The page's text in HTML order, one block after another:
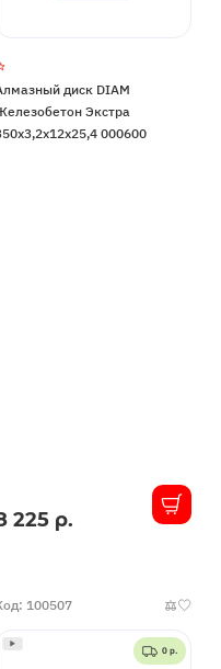
диск DIAM
Экстра
000600
225 р.
100507
0 р.